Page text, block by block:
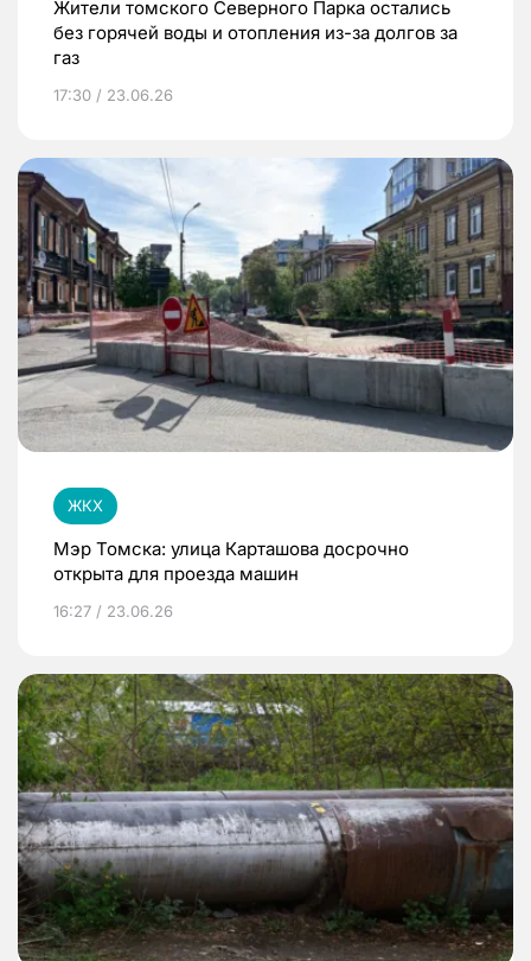
Жители томского Северного Парка остались
без горячей воды и отопления из-за долгов за
газ
17:30 / 23.06.26
ЖКХ
Мэр Томска: улица Карташова досрочно
открыта для проезда машин
16:27 / 23.06.26